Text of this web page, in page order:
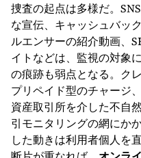
捜査の起点は多様だ。
な宣伝、キャッシュバッ
ルエンサーの紹介動画、
イトなどは、監視の対象
の痕跡も弱点となる。ク
プリペイド型のチャージ
資産取引所を介した不自
引モニタリングの網にか
した動きは利用者個人を